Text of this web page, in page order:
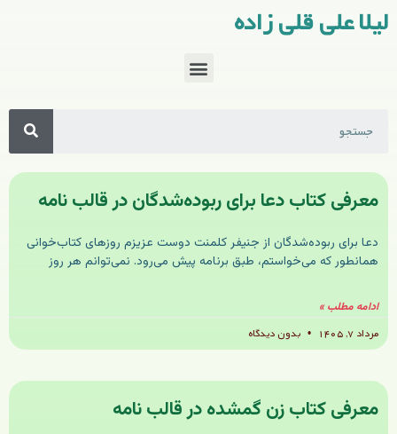
لیلا علی قلی زاده
معرفی کتاب دعا برای ربوده‌شدگان در قالب نامه
دعا برای ربوده‌شدگان از جنیفر کلمنت دوست عزیزم روزهای کتاب‌خوانی
همانطور که می‌خواستم، طبق برنامه پیش می‌رود. نمی‌توانم هر روز
ادامه مطلب »
مرداد ۷, ۱۴۰۵
بدون دیدگاه
معرفی کتاب زن‌ گمشده در قالب نامه